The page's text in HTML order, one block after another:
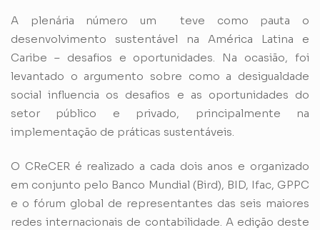
A plenária número um teve como pauta o
desenvolvimento sustentável na América Latina e
Caribe – desafios e oportunidades. Na ocasião, foi
levantado o argumento sobre como a desigualdade
social influencia os desafios e as oportunidades do
setor público e privado, principalmente na
implementação de práticas sustentáveis.
O CReCER é realizado a cada dois anos e organizado
em conjunto pelo Banco Mundial (Bird), BID, Ifac, GPPC
e o fórum global de representantes das seis maiores
redes internacionais de contabilidade. A edição deste